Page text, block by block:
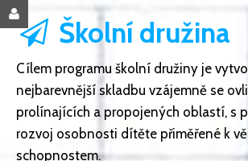
Školní družina
Cílem programu školní družiny je
nejbarevnější skladbu vzájemně se
prolínajících a propojených oblastí, s
rozvoj osobnosti dítěte přiměřené k
schopnostem.